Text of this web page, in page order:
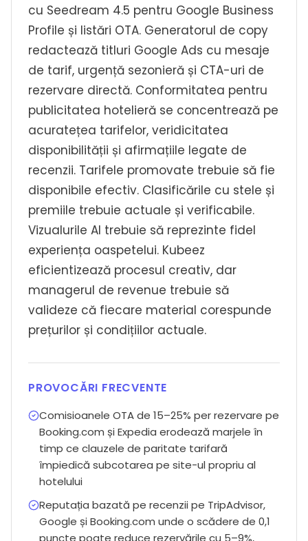
cu Seedream 4.5 pentru Google Business
Profile și listări OTA. Generatorul de copy
redactează titluri Google Ads cu mesaje
de tarif, urgență sezonieră și CTA-uri de
rezervare directă. Conformitatea pentru
publicitatea hotelieră se concentrează pe
acuratețea tarifelor, veridicitatea
disponibilității și afirmațiile legate de
recenzii. Tarifele promovate trebuie să fie
disponibile efectiv. Clasificările cu stele și
premiile trebuie actuale și verificabile.
Vizualurile AI trebuie să reprezinte fidel
experiența oaspetelui. Kubeez
eficientizează procesul creativ, dar
managerul de revenue trebuie să
valideze că fiecare material corespunde
prețurilor și condițiilor actuale.
PROVOCĂRI FRECVENTE
Comisioanele OTA de 15–25% per rezervare pe
Booking.com și Expedia erodează marjele în
timp ce clauzele de paritate tarifară
împiedică subcotarea pe site-ul propriu al
hotelului
Reputația bazată pe recenzii pe TripAdvisor,
Google și Booking.com unde o scădere de 0,1
puncte poate reduce rezervările cu 5–9%,